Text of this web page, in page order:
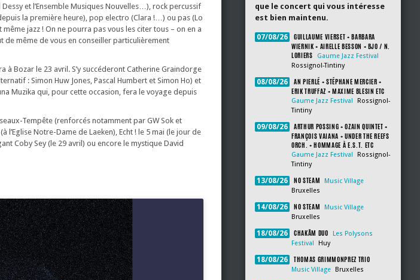
et l’Ensemble Musiques Nouvelles…), rock percussif
la première heure), pop electro (Clara !…) ou pas (Lo
jazz ! On ne pourra pas vous les citer tous – on en a
même de vous en conseiller particulièrement
Bozar le 23 avril. S’y succéderont Catherine Graindorge
: Simon Huw Jones, Pascal Humbert et Simon Ho) et
Muzika qui, pour cette occasion, fera le voyage depuis
Tempête (renforcés notamment par GW Sok et
Notre-Dame de Laeken), Echt ! le 5 mai (le jour de
Coby Sey (le 29 avril) ou encore le mystique David
que le concert qui vous intéresse
est bien maintenu.
07/08/26
GUILLAUME VIERSET + BARBARA
WIERNIK + AIRELLE BESSON + BJO / N.
LORIERS
Gaume Jazz Festival
Rossignol-Tintiny
08/08/26
AN PIERLÉ + STÉPHANE MERCIER +
ERIK TRUFFAZ + MAXIME BLESIN ETC
Gaume Jazz Festival
Rossignol-
Tintiny
09/08/26
ARTHUR POSSING + OZAIN QUINTET +
FRANÇOIS VAIANA + UNDER THE REEFS
ORCH. + HOMMAGE À E.S.T. ETC
Gaume Jazz Festival
Rossignol-
Tintiny
13/08/26 NO STEAM
Music Village
Bruxelles
14/08/26 NO STEAM
Music Village
Bruxelles
18/08/26 CHAKÂM DUO
Les Polysons
Festival
Huy
18/08/26 THOMAS GRIMMONPREZ TRIO
Music Village Bruxelles